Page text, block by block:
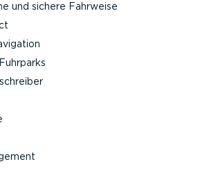
und sichere Fahrweise